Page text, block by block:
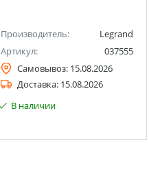
Производитель:
Legrand
Артикул:
037555
Самовывоз: 15.08.2026
Доставка: 15.08.2026
В наличии